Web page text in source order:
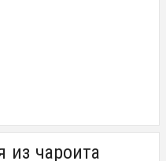
из чароита